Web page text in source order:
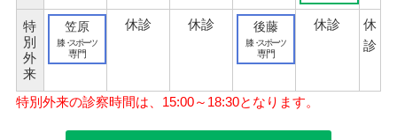
特
別
外
来
笠原
膝・スポーツ
専門
休診 休診 後藤
膝・スポーツ
専門
休診
休
診
特別外来の診察時間は、15:00～18:30となります。